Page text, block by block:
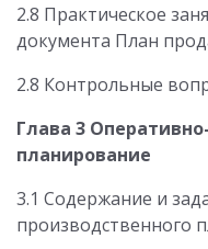
2.8 Практическое
документа План
2.8 Контрольные
Глава 3
планирование
3.1 Содержание и
производственного